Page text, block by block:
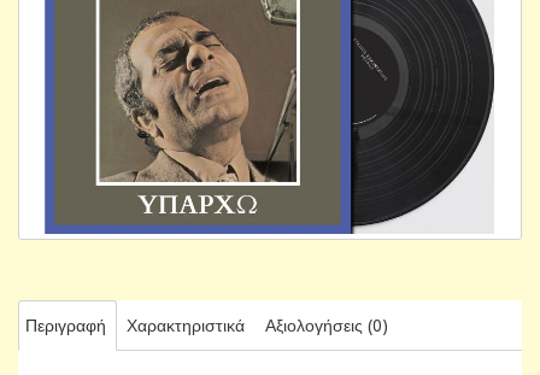
Περιγραφή Χαρακτηριστικά Αξιολογήσεις (0)